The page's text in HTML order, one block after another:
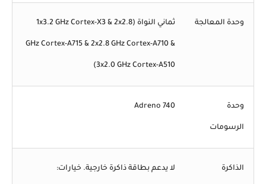
وحدة المعالجة ثماني النواة (1x3.2 GHz Cortex-X3 & 2x2.8
GHz Cortex-A715 & 2x2.8 GHz Cortex-A710 &
3x2.0 GHz Cortex-A510)
وحدة
الرسومات
Adreno 740
الذاكرة لا يدعم بطاقة ذاكرة خارجية. خيارات: